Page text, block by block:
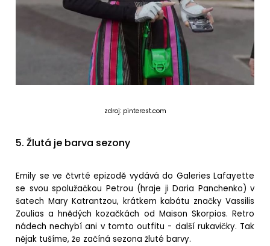
zdroj: pinterest.com
5. Žlutá je barva sezony
Emily se ve čtvrté epizodě vydává do Galeries Lafayette
se svou spolužačkou Petrou (hraje ji Daria Panchenko) v
šatech Mary Katrantzou, krátkem kabátu značky Vassilis
Zoulias a hnědých kozačkách od Maison Skorpios. Retro
nádech nechybí ani v tomto outfitu - další rukavičky. Tak
nějak tušíme, že začíná sezona žluté barvy.